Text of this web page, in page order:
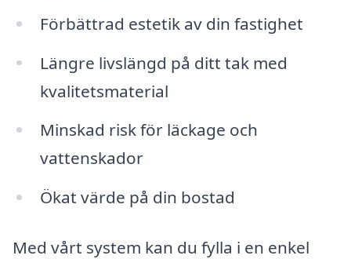
Förbättrad estetik av din fastighet
Längre livslängd på ditt tak med
kvalitetsmaterial
Minskad risk för läckage och
vattenskador
Ökat värde på din bostad
Med vårt system kan du fylla i en enkel